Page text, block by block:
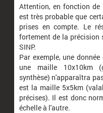
Nom latin
Neaetha membrosa
Attention, en fonction
est très probable que
prises en compte. Le
fortement de la précision
SINP.
Par exemple, une
une maille 10x10km
synthèse) n'apparaîtra
est la maille 5x5km
précises). Il est donc
échelle à l'autre.